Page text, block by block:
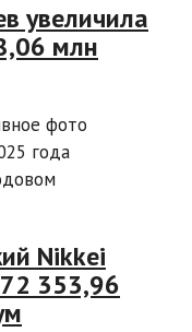
увеличила
млн
фото
года
Nikkei
353,96